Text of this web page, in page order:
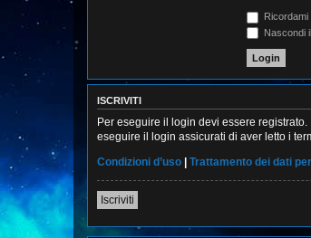
Ricordami
Nascondi
ISCRIVITI
Per eseguire il login devi essere
eseguire il login assicurati di aver letto i
Condizioni d’uso | Trattamento dei dati
Iscriviti